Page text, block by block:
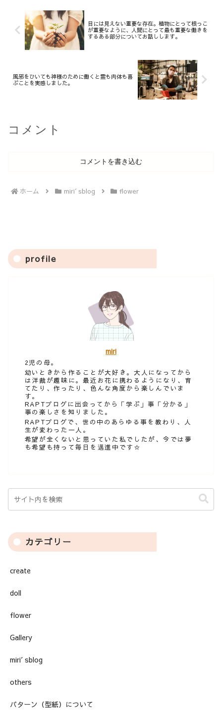
目には見えない重要な存在。植物にとって根っこ
が重要なように、人間にとって最も重要な働きを
するある部分についてお話しします。
風邪をひいても神様のために働くと霊も肉体も喜
ぶことを実感しました。
コメント
コメントを書き込む
ホーム miri′sblog flower
profile
miri
2児の母。
幼いときから作ることが大好き。大人になってから
は洋裁が趣味に。最近お花に携わるようになり、育
てたり、作ったり、色んな角度から楽しんでいま
す。
RAPTブログに出会ってから「学ぶ」事「分かる」
事の楽しさを知りました。
RAPTブログで、世の中のあらゆる事を教わり、人
生が変わった一人。
希望が全くないと思っていた私でしたが、今では夢
も希望も持って毎日を邁進中です☆
カテゴリー
create
doll
flower
Gallery
miri′sblog
others
パターン（型紙）について